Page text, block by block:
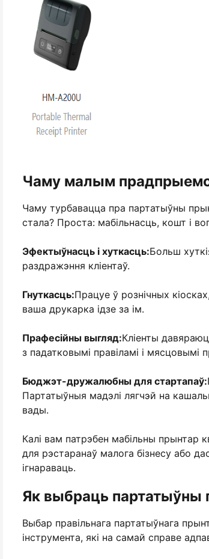
Чаму малым
Чаму турбавацца пра партатыўны
стала? Проста: мабільнасць, кошт і
Эфектыўнасць і хуткасць:Больш
раздражэння кліентаў.
Гнуткасць:Працуе ў рознічных
ваша друкарка ідзе за ім.
Прафесійны выгляд:Кліенты
з падатковымі правіламі і мясцовымі
Бюджэт-дружалюбны для стартапаў:
Партатыўныя мадэлі лягчэй на
вады.
Калі вам патрэбен мабільны прынтар
для рэстаранаў малога бізнесу або
ігнараваць.
Як выбраць партатыўны
Выбар правільнага партатыўнага
інструмента, які на самай справе